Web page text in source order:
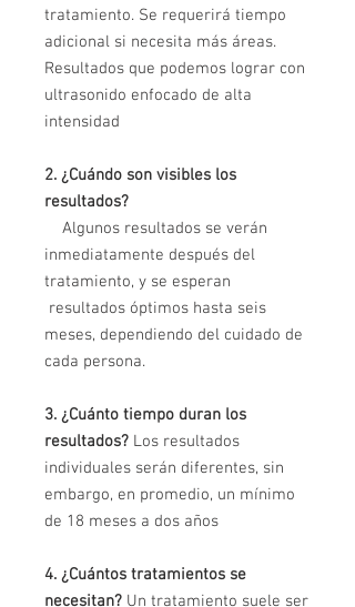
tratamiento. Se requerirá tiempo
adicional si necesita más áreas.
Resultados que podemos lograr con
ultrasonido enfocado de alta
intensidad
2. ¿Cuándo son visibles los
resultados?
Algunos resultados se verán
inmediatamente después del
tratamiento, y se esperan
resultados óptimos hasta seis
meses, dependiendo del cuidado de
cada persona.
3. ¿Cuánto tiempo duran los
resultados? Los resultados
individuales serán diferentes, sin
embargo, en promedio, un mínimo
de 18 meses a dos años
4. ¿Cuántos tratamientos se
necesitan? Un tratamiento suele ser